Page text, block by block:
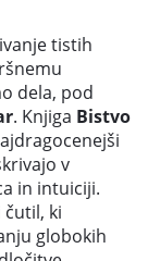
tistih
dela, pod
. Knjiga Bistvo
v
in intuiciji.
ki
globokih